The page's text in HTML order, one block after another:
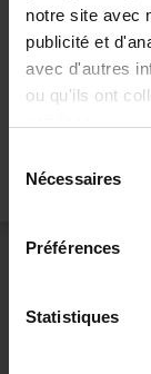
notre site avec
publicité et
avec d'autres
ou qu'ils ont
Nécessaires
Préférences
Statistiques
TARIFS
Le montant de
vous souhaitez
INTERESSÉ ?